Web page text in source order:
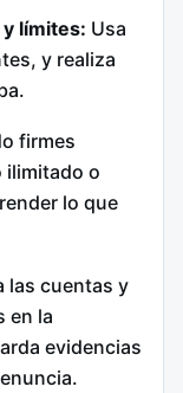
límites: Usa
y realiza
firmes
ilimitado o
lo que
las cuentas y
en la
evidencias